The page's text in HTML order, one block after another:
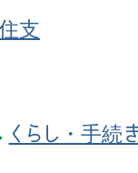
支
くらし・手続